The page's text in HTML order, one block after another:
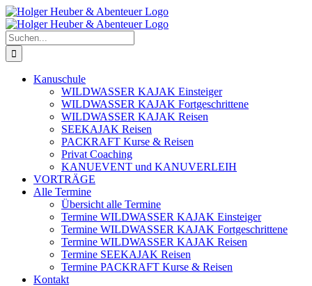
Zum
Inhalt
springen
Suche
nach:
Kanuschule
WILDWASSER KAJAK Einsteiger
WILDWASSER KAJAK Fortgeschrittene
WILDWASSER KAJAK Reisen
SEEKAJAK Reisen
PACKRAFT Kurse & Reisen
Privat Coaching
KANUEVENT und KANUVERLEIH
VORTRÄGE
Alle Termine
Übersicht alle Termine
Termine WILDWASSER KAJAK Einsteiger
Termine WILDWASSER KAJAK Fortgeschrittene
Termine WILDWASSER KAJAK Reisen
Termine SEEKAJAK Reisen
Termine PACKRAFT Kurse & Reisen
Kontakt